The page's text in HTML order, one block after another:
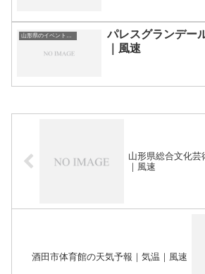
パレスグランデー
｜風速
山形県総合文化芸
｜風速
酒田市体育館の天気予報｜気温｜風速